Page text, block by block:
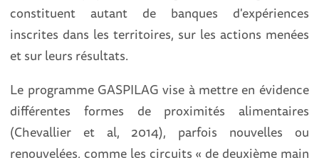
constituent autant de banques d'expériences
inscrites dans les territoires, sur les actions menées
et sur leurs résultats.
Le programme GASPILAG vise à mettre en évidence
différentes formes de proximités alimentaires
(Chevallier et al, 2014), parfois nouvelles ou
renouvelées, comme les circuits « de deuxième main